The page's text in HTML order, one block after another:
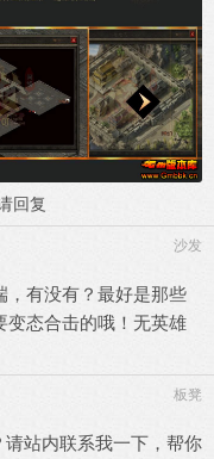
回复
沙发
，有没有？最好是那些
变态合击的哦！无英雄
板凳
站内联系我一下，帮你